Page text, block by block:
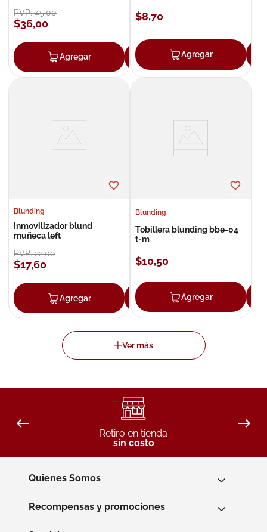
PVP:45,00
$36,00
Agregar Agregar
$8,70
Agregar
Blunding
Inmovilizador blund
muñeca left
PVP:22,00
$17,60
Agregar Agregar
Blunding
Tobillera blunding bbe-04
t-m
$10,50
Agregar
Retiro en tienda
sin costo
Quienes Somos
Recompensas y promociones